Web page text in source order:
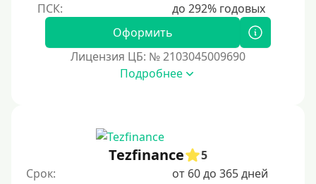
Оформить
Лицензия ЦБ: № 2103045009690
Подробнее
Tezfinance
5
Срок:
от 60 до 365 дней